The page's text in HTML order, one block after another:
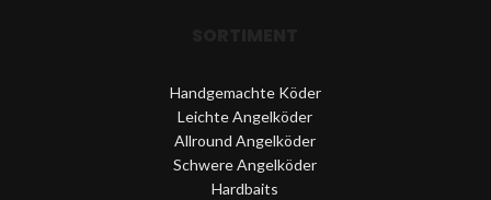
Handgemachte Köder
Leichte Angelköder
Allround Angelköder
Schwere Angelköder
Hardbaits